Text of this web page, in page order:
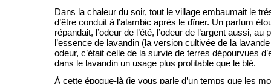
Dans la chaleur du soir, tout le village embaumait le
d’être conduit à l’alambic après le dîner. Un parfum
répandait, l’odeur de l’été, l’odeur de l’argent aussi, au
l’essence de lavandin (la version cultivée de la
odeur, c’était celle de la survie de terres dépourvues
dans le lavandin un usage plus profitable que le blé.
À cette époque-là (je vous parle d’un temps que les